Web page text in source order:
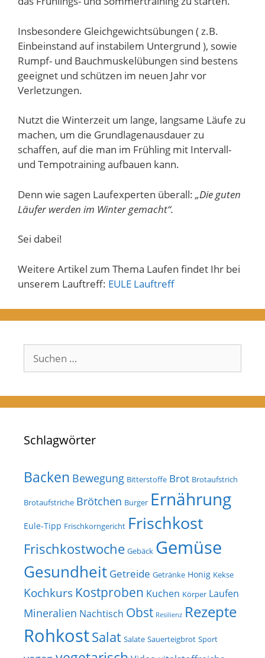
Insbesondere Gleichgewichtsübungen ( z.B.
Einbeinstand auf instabilem Untergrund ), sowie
Rumpf- und Bauchmuskelübungen sind bestens
geeignet und schützen im neuen Jahr vor
Verletzungen.
Nutzt die Winterzeit um lange, langsame Läufe zu
machen, um die Grundlagenausdauer zu
schaffen, auf die man im Frühling mit Intervall-
und Tempotraining aufbauen kann.
Denn wie sagen Laufexperten überall: „Die guten
Läufer werden im Winter gemacht“.
Sei dabei!
Weitere Artikel zum Thema Laufen findet Ihr bei
unserem Lauftreff: EULE Lauftreff
Suchen
nach:
Schlagwörter
Backen Bewegung Bitterstoffe Brot Brotaufstrich
Brotaufstriche Brötchen Burger Ernährung
Eule-Tipp Frischkorngericht Frischkost
Frischkostwoche Gebäck Gemüse
Gesundheit Getreide Getränke Honig Kekse
Kochkurs Kostproben Kuchen Körper Laufen
Mineralien Nachtisch Obst Resilienz Rezepte
RohkostSalat Salate Sauerteigbrot Sport